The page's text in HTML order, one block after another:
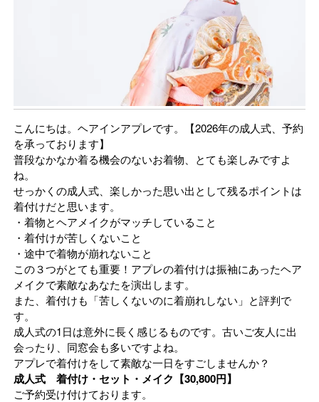
こんにちは。ヘアインアプレです。【2026年の成人式、予約
を承っております】
普段なかなか着る機会のないお着物、とても楽しみですよ
ね。
せっかくの成人式、楽しかった思い出として残るポイントは
着付けだと思います。
・着物とヘアメイクがマッチしていること
・着付けが苦しくないこと
・途中で着物が崩れないこと
この３つがとても重要！アプレの着付けは振袖にあったヘア
メイクで素敵なあなたを演出します。
また、着付けも「苦しくないのに着崩れしない」と評判で
す。
成人式の1日は意外に長く感じるものです。古いご友人に出
会ったり、同窓会も多いですよね。
アプレで着付けをして素敵な一日をすごしませんか？
成人式 着付け・セット・メイク【30,800円】
ご予約受け付けております。